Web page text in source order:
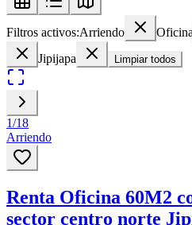
Filtros activos:Arriendo Oficina
Jipijapa
Limpiar todos
1/18
Arriendo
Renta Oficina 60M2
sector centro norte